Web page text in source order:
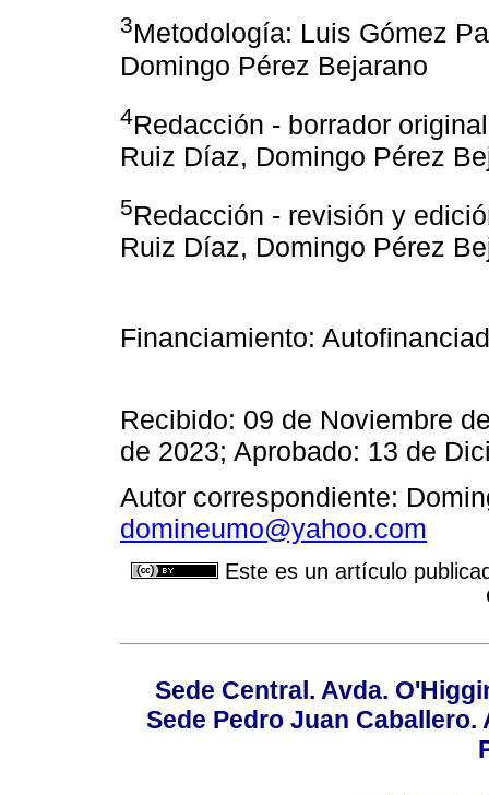
3Metodología: Luis Gómez
Domingo Pérez Bejarano
4Redacción - borrador
Ruiz Díaz, Domingo Pérez
5Redacción - revisión y
Ruiz Díaz, Domingo Pérez
Financiamiento:
Recibido: 09 de Noviembre
de 2023; Aprobado: 13 de
Autor correspondiente:
domineumo@yahoo.com
Este es un artículo
Sede Central. Avda.
Sede Pedro Juan Caballero.